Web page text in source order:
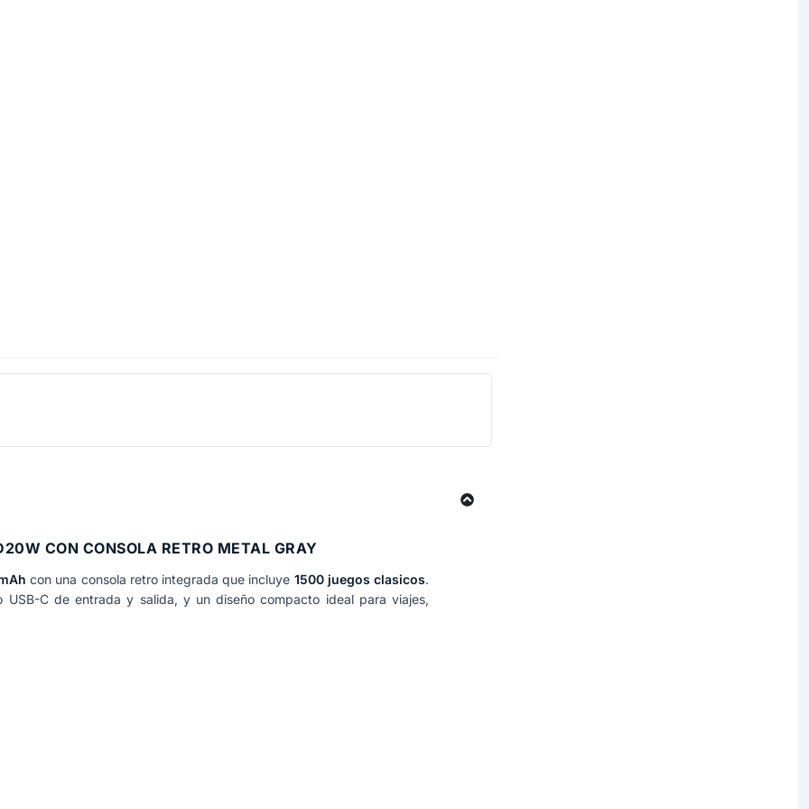
CON CONSOLA RETRO METAL GRAY
con una consola retro integrada que incluye 1500 juegos clasicos.
USB-C de entrada y salida, y un diseño compacto ideal para viajes,